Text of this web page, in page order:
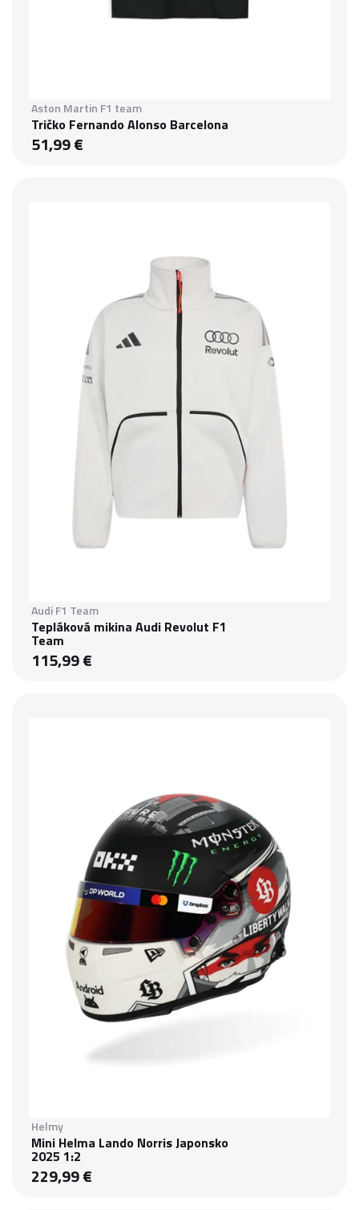
Aston Martin F1 team
Tričko Fernando Alonso Barcelona
51,99 €
Audi F1 Team
Tepláková mikina Audi Revolut F1
Team
115,99 €
Helmy
Mini Helma Lando Norris Japonsko
2025 1:2
229,99 €